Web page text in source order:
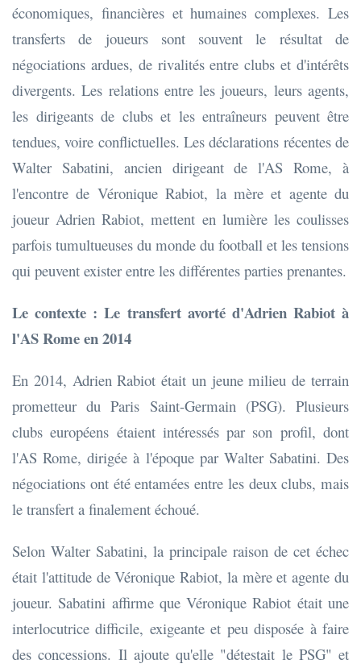
économiques, financières et humaines complexes. Les
transferts de joueurs sont souvent le résultat de
négociations ardues, de rivalités entre clubs et d'intérêts
divergents. Les relations entre les joueurs, leurs agents,
les dirigeants de clubs et les entraîneurs peuvent être
tendues, voire conflictuelles. Les déclarations récentes de
Walter Sabatini, ancien dirigeant de l'AS Rome, à
l'encontre de Véronique Rabiot, la mère et agente du
joueur Adrien Rabiot, mettent en lumière les coulisses
parfois tumultueuses du monde du football et les tensions
qui peuvent exister entre les différentes parties prenantes.
Le contexte : Le transfert avorté d'Adrien Rabiot à
l'AS Rome en 2014
En 2014, Adrien Rabiot était un jeune milieu de terrain
prometteur du Paris Saint-Germain (PSG). Plusieurs
clubs européens étaient intéressés par son profil, dont
l'AS Rome, dirigée à l'époque par Walter Sabatini. Des
négociations ont été entamées entre les deux clubs, mais
le transfert a finalement échoué.
Selon Walter Sabatini, la principale raison de cet échec
était l'attitude de Véronique Rabiot, la mère et agente du
joueur. Sabatini affirme que Véronique Rabiot était une
interlocutrice difficile, exigeante et peu disposée à faire
des concessions. Il ajoute qu'elle "détestait le PSG" et